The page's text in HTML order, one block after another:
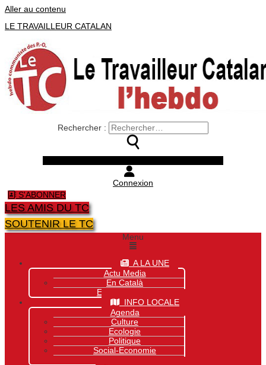
Aller au contenu
LE TRAVAILLEUR CATALAN
Rechercher :
Connexion
S'ABONNER
LES AMIS DU TC
SOUTENIR LE TC
Menu
A LA UNE
Actu Media
En Català
Exclusivité Site
INFO LOCALE
Agenda
Culture
Ecologie
Politique
Social-Economie